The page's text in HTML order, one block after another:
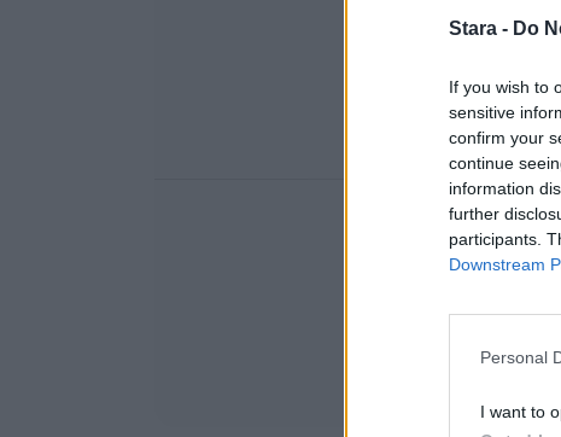
Stara - Do
If you wish to
sensitive
confirm your
continue
information
further
participants.
Downstream
Personal
I want to